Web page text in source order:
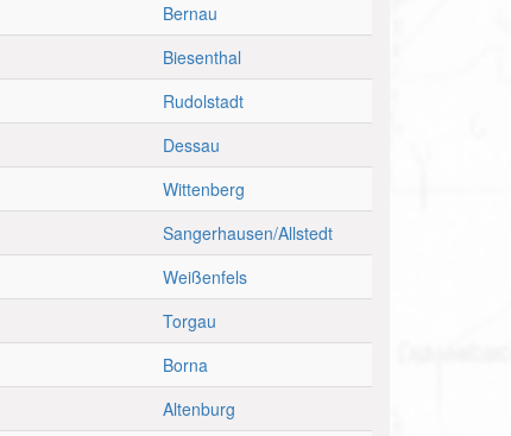
Bernau
Biesenthal
Rudolstadt
Dessau
Wittenberg
Sangerhausen/Allstedt
Weißenfels
Torgau
Borna
Altenburg